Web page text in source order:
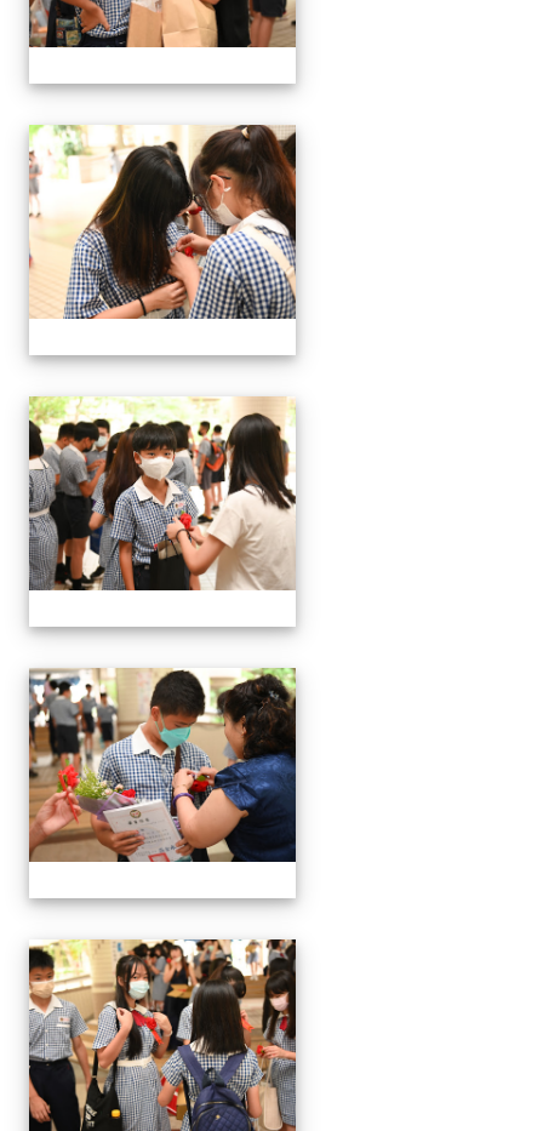
24屆文化國小畢業典禮
24屆文化國小畢業典禮
24屆文化國小畢業典禮
24屆文化國小畢業典禮